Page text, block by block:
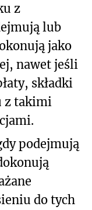
z
lub
jako
nawet jeśli
składki
z takimi
podejmują
do tych